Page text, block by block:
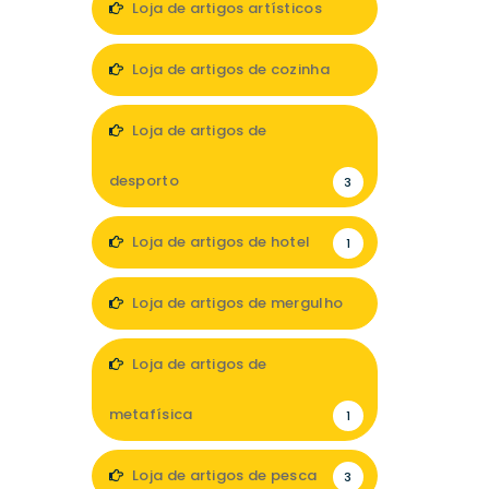
Loja de artigos artísticos
Loja de artigos de cozinha
Loja de artigos de
desporto 3
Loja de artigos de hotel 1
Loja de artigos de mergulho
Loja de artigos de
metafísica 1
Loja de artigos de pesca 3